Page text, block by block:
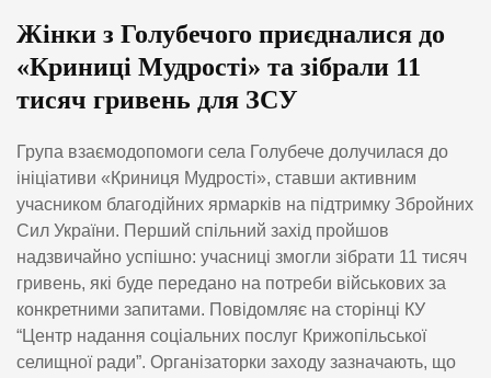
Жінки з Голубечого приєдналися до
«Криниці Мудрості» та зібрали 11
тисяч гривень для ЗСУ
Група взаємодопомоги села Голубече долучилася до
ініціативи «Криниця Мудрості», ставши активним
учасником благодійних ярмарків на підтримку Збройних
Сил України. Перший спільний захід пройшов
надзвичайно успішно: учасниці змогли зібрати 11 тисяч
гривень, які буде передано на потреби військових за
конкретними запитами. Повідомляє на сторінці КУ
“Центр надання соціальних послуг Крижопільської
селищної ради”. Організаторки заходу зазначають, що